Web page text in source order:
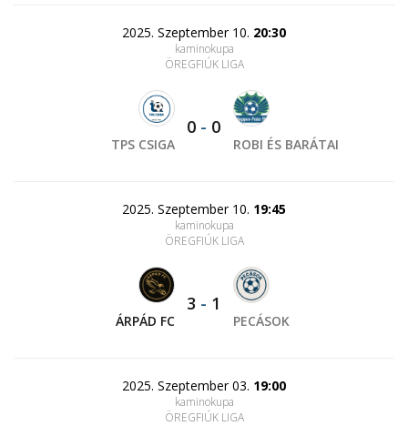
2025. Szeptember 10. 20:30
kaminokupa
ÖREGFIÚK LIGA
TPS CSIGA
0 - 0
ROBI ÉS BARÁTAI
2025. Szeptember 10. 19:45
kaminokupa
ÖREGFIÚK LIGA
ÁRPÁD FC
3 - 1
PECÁSOK
2025. Szeptember 03. 19:00
kaminokupa
ÖREGFIÚK LIGA